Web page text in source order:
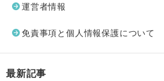
運営者情報
免責事項と個人情報保護について
最新記事